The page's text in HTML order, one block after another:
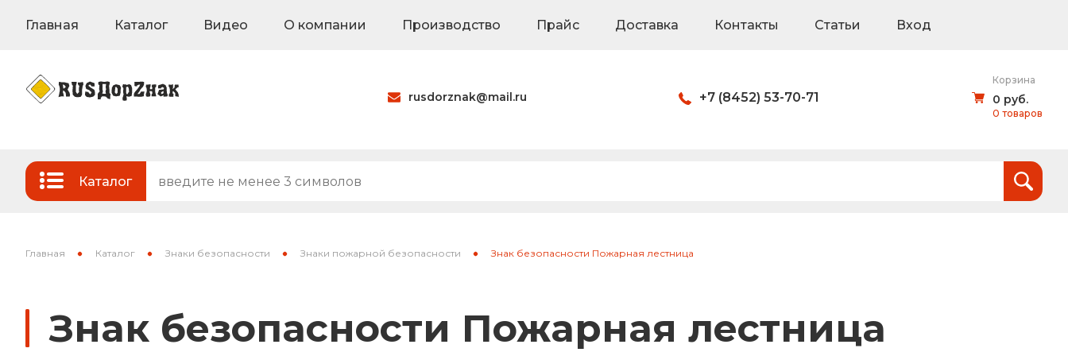
Главная Каталог Видео О компании Производство Прайс Доставка Контакты Статьи Вход
rusdorznak@mail.ru +7 (8452) 53-70-71
Корзина
0 руб.
0 товаров
руб.
Каталог
Стандартные и временные дорожные знаки
Знаки на флуоресцентном фоне Каркасные знаки
Знаки вертикальной разметки Светодиодные дорожные знаки
Главная Каталог Знаки безопасности Знаки пожарной безопасности Знак безопасности Пожарная лестница
Знак безопасности Пожарная лестница